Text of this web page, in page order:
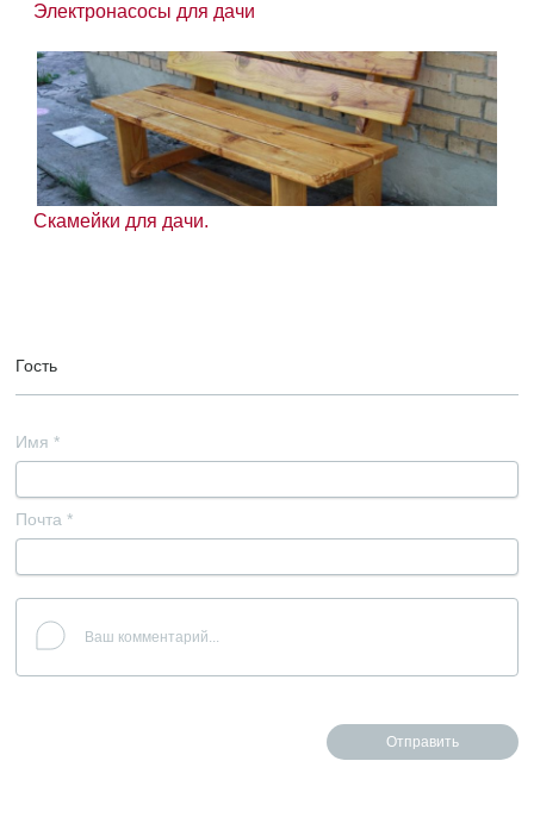
Электронасосы для дачи
Скамейки для дачи.
Гость
Имя *
Почта *